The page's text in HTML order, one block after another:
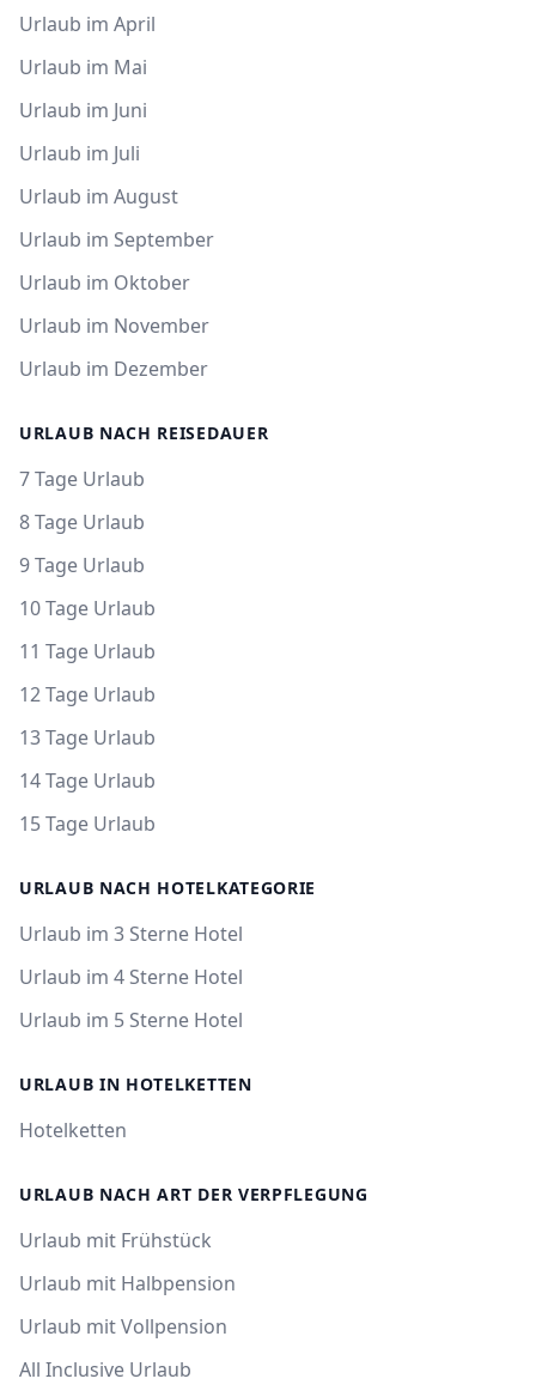
Urlaub im April
Urlaub im Mai
Urlaub im Juni
Urlaub im Juli
Urlaub im August
Urlaub im September
Urlaub im Oktober
Urlaub im November
Urlaub im Dezember
URLAUB NACH REISEDAUER
7 Tage Urlaub
8 Tage Urlaub
9 Tage Urlaub
10 Tage Urlaub
11 Tage Urlaub
12 Tage Urlaub
13 Tage Urlaub
14 Tage Urlaub
15 Tage Urlaub
URLAUB NACH HOTELKATEGORIE
Urlaub im 3 Sterne Hotel
Urlaub im 4 Sterne Hotel
Urlaub im 5 Sterne Hotel
URLAUB IN HOTELKETTEN
Hotelketten
URLAUB NACH ART DER VERPFLEGUNG
Urlaub mit Frühstück
Urlaub mit Halbpension
Urlaub mit Vollpension
All Inclusive Urlaub